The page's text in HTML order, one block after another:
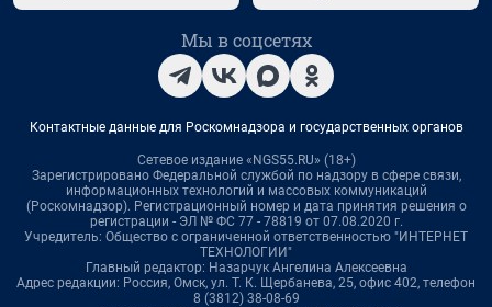
Мы в соцсетях
Контактные данные для Роскомнадзора и государственных органов
Сетевое издание «NGS55.RU» (18+)
Зарегистрировано Федеральной службой по надзору в сфере связи,
информационных технологий и массовых коммуникаций
(Роскомнадзор). Регистрационный номер и дата принятия решения о
регистрации - ЭЛ № ФС 77 - 78819 от 07.08.2020 г.
Учредитель: Общество с ограниченной ответственностью "ИНТЕРНЕТ
ТЕХНОЛОГИИ"
Главный редактор: Назарчук Ангелина Алексеевна
Адрес редакции: Россия, Омск, ул. Т. К. Щербанева, 25, офис 402, телефон
8 (3812) 38-08-69